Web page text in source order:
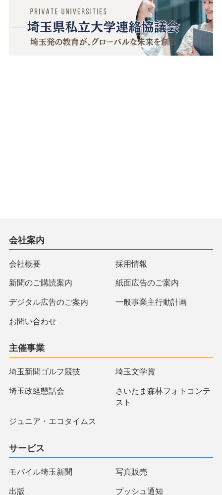
会社案内
会社概要 採用情報
新聞のご購読案内 紙面広告のご案内
デジタル広告のご案内 一般事業主行動計画
お問い合わせ
主催事業
埼玉新聞ゴルフ競技 埼玉文学賞
埼玉政経懇話会
さいたま森林フォトコンテ
スト
ジュニア・エコタイムス
サービス
モバイル埼玉新聞 写真販売
出版 プッシュ通知